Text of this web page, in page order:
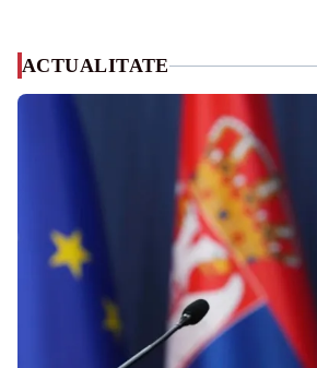
ACTUALITATE